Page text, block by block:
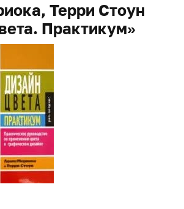
Терри Стоун
Практикум»